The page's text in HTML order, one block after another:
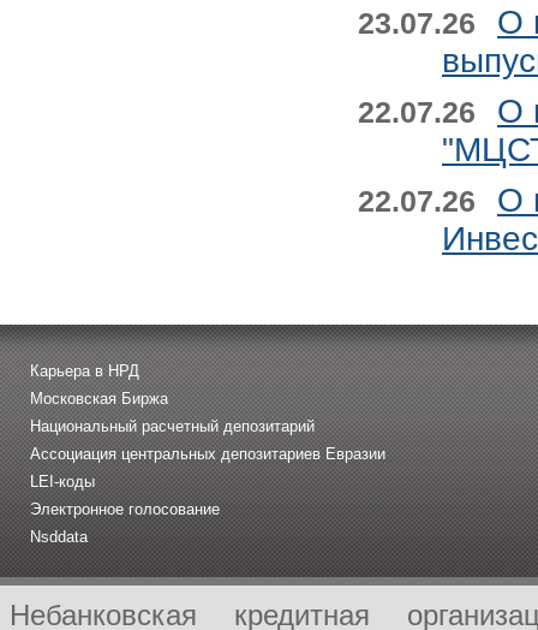
23.07.26
О
22.07.26
О
22.07.26
О
Карьера в НРД
Московская Биржа
Национальный расчетный депозитарий
Ассоциация центральных депозитариев Евразии
LEI-коды
Электронное голосование
Nsddata
Небанковская кредитная